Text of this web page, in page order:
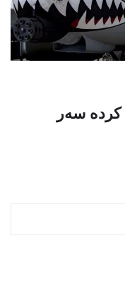
کردە سەر